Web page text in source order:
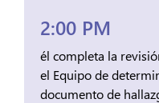
2:00 PM
él completa la
el Equipo de
documento de